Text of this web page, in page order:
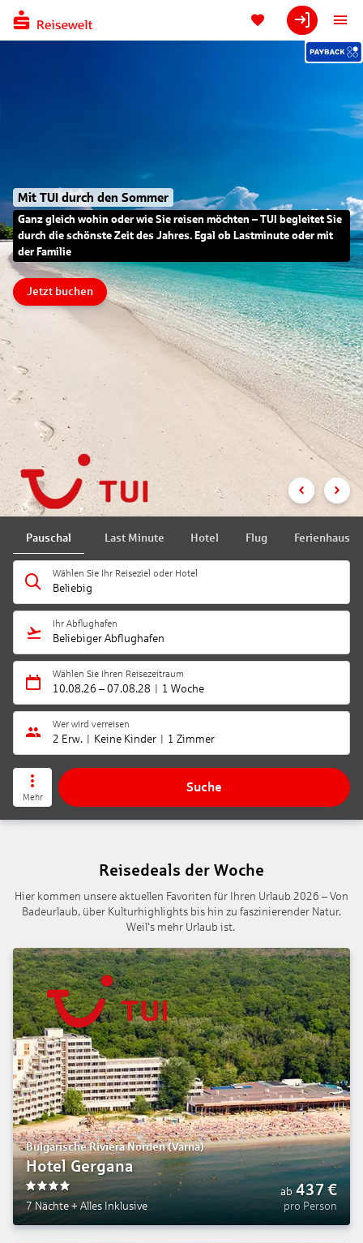
Mit TUI durch den Sommer
Ganz gleich wohin oder wie Sie reisen möchten – TUI begleitet Sie
durch die schönste Zeit des Jahres. Egal ob Lastminute oder mit
der Familie
Jetzt buchen
Pauschal Last Minute Hotel Flug Ferienhaus
Wählen Sie Ihr Reiseziel oder Hotel
Beliebig
Ihr Abflughafen
Beliebiger Abflughafen
Wählen Sie Ihren Reisezeitraum
10.08.26 – 07.08.28 1 Woche
Wer wird verreisen
2 Erw. Keine Kinder 1 Zimmer
Mehr
Suche
Reisedeals der Woche
Hier kommen unsere aktuellen Favoriten für Ihren Urlaub 2026 – Von
Badeurlaub, über Kulturhighlights bis hin zu faszinierender Natur.
Weil's mehr Urlaub ist.
Bulgarische Riviera Norden (Varna)
Hotel Gergana
4
7 Nächte+Alles Inklusive
ab 437€
pro Person